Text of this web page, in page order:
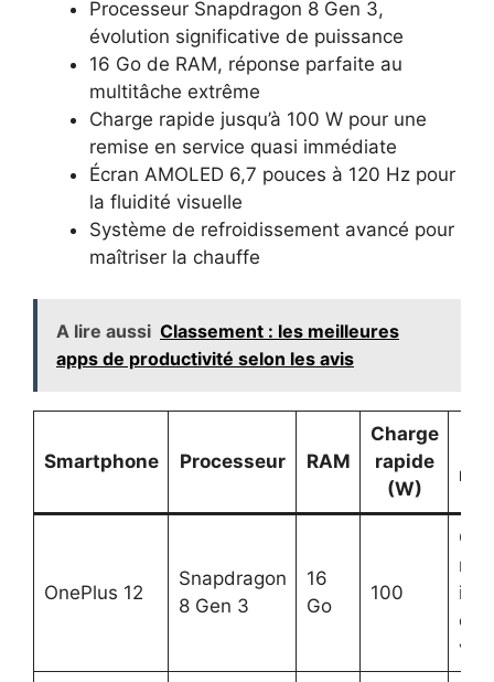
Processeur Snapdragon 8 Gen 3,
évolution significative de puissance
16 Go de RAM, réponse parfaite au
multitâche extrême
Charge rapide jusqu’à 100 W pour une
remise en service quasi immédiate
Écran AMOLED 6,7 pouces à 120 Hz pour
la fluidité visuelle
Système de refroidissement avancé pour
maîtriser la chauffe
A lire aussi Classement : les meilleures
apps de productivité selon les avis
Smartphone Processeur RAM
Charge
rapide
(W)
OnePlus 12
Snapdragon
8 Gen 3
16
Go
100